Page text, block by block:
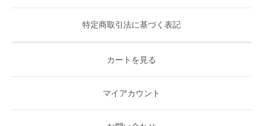
特定商取引法に基づく表記
カートを見る
マイアカウント